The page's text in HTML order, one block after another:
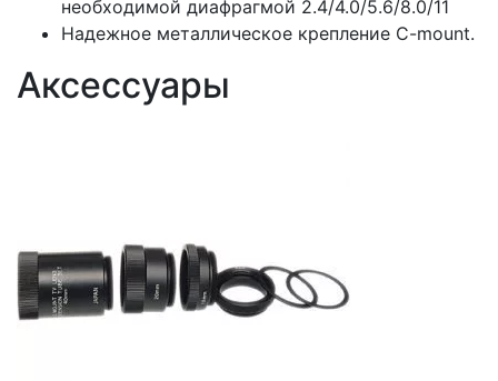
необходимой диафрагмой 2.4/4.0/5.6/8.0/11
Надежное металлическое крепление C-mount.
Аксессуары